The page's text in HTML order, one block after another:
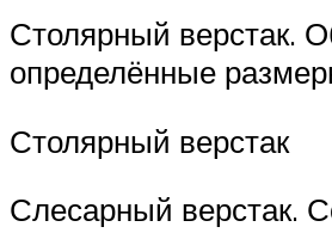
Столярный верстак.
определённые
Столярный верстак
Слесарный верстак.